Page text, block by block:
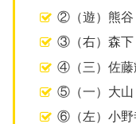
②（遊）熊谷
③（右）森下
④（三）佐藤
⑤（一）大山
⑥（左）小野